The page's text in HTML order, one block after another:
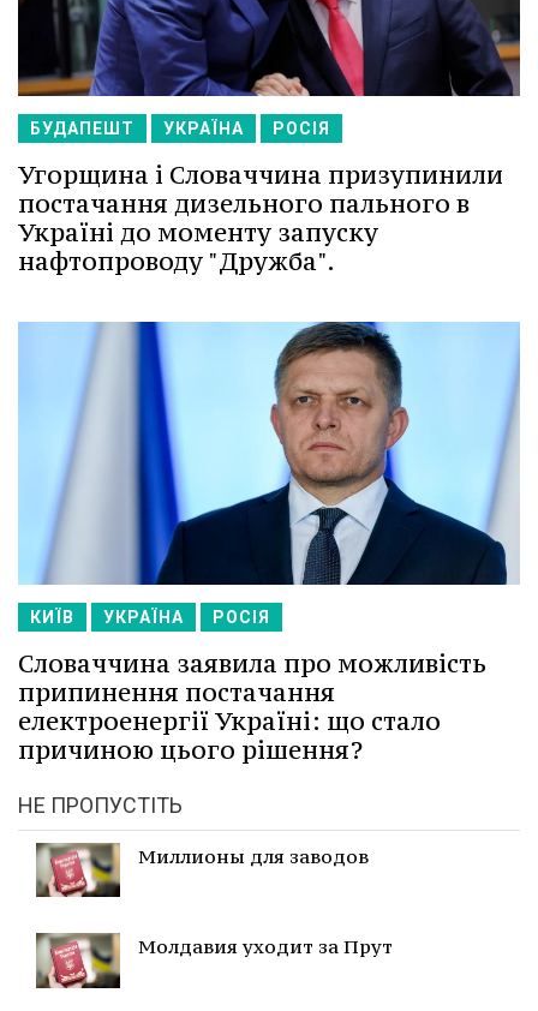
БУДАПЕШТ УКРАЇНА РОСІЯ
Угорщина і Словаччина призупинили
постачання дизельного пального в
Україні до моменту запуску
нафтопроводу "Дружба".
КИЇВ УКРАЇНА РОСІЯ
Словаччина заявила про можливість
припинення постачання
електроенергії Україні: що стало
причиною цього рішення?
НЕ ПРОПУСТІТЬ
Миллионы для заводов
Молдавия уходит за Прут